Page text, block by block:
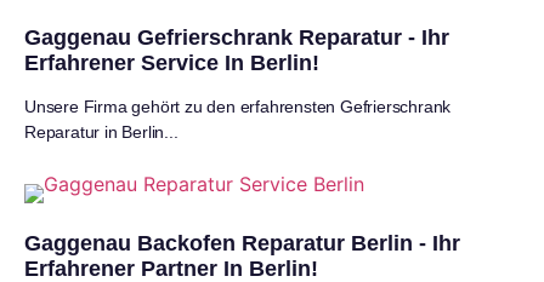
Gaggenau Gefrierschrank Reparatur - Ihr
Erfahrener Service In Berlin!
Unsere Firma gehört zu den erfahrensten Gefrierschrank
Reparatur in Berlin...
Gaggenau Backofen Reparatur Berlin - Ihr
Erfahrener Partner In Berlin!